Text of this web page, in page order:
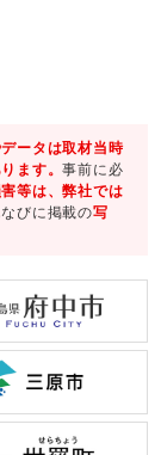
ータは取材当時
ます。事前に必
等は、弊社では
びに掲載の写